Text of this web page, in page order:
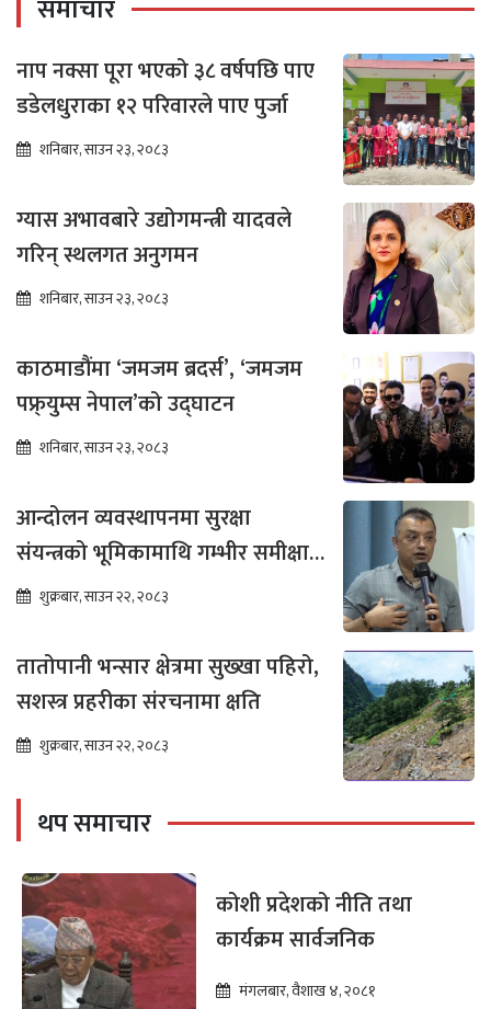
समाचार
नाप नक्सा पूरा भएको ३८ वर्षपछि पाए
डडेलधुराका १२ परिवारले पाए पुर्जा
शनिबार, साउन २३, २०८३
ग्यास अभावबारे उद्योगमन्त्री यादवले
गरिन् स्थलगत अनुगमन
शनिबार, साउन २३, २०८३
काठमाडौंमा ‘जमजम ब्रदर्स’, ‘जमजम
पफ्र्युम्स नेपाल’को उद्घाटन
शनिबार, साउन २३, २०८३
आन्दोलन व्यवस्थापनमा सुरक्षा
संयन्त्रको भूमिकामाथि गम्भीर समीक्षा
आवश्यक : गगन थापा
शुक्रबार, साउन २२, २०८३
तातोपानी भन्सार क्षेत्रमा सुख्खा पहिरो,
सशस्त्र प्रहरीका संरचनामा क्षति
शुक्रबार, साउन २२, २०८३
थप समाचार
कोशी प्रदेशको नीति तथा
कार्यक्रम सार्वजनिक
मंगलबार, वैशाख ४, २०८१